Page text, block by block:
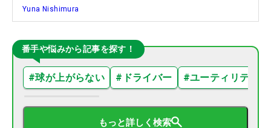
Yuna Nishimura
番手や悩みから記事を探す！
#球が上がらない # ドライバー #ユーティリティ
もっと詳しく検索